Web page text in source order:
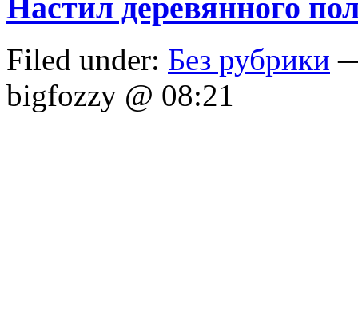
Настил деревянного
Filed under: Без рубрики
bigfozzy @ 08:21